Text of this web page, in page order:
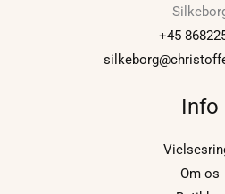
+45
Info
Om os